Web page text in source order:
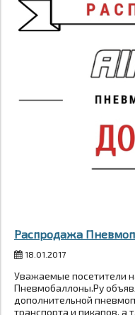
Распродажа
18.01.2017
Уважаемые посетители
Пневмобаллоны.Ру
дополнительной
транспорта и пикапов, а